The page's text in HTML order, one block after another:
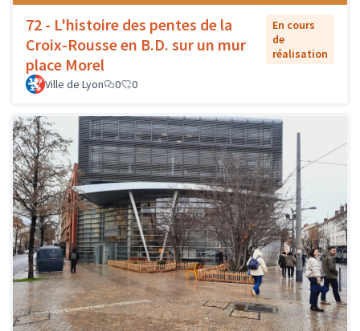
72 - L'histoire des pentes de la
Croix-Rousse en B.D. sur un mur
place Morel
En cours
de
réalisation
Ville de Lyon 0 0